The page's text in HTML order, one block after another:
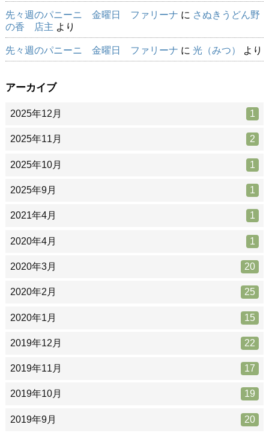
先々週のパニーニ 金曜日 ファリーナ に さぬきうどん野
の香 店主 より
先々週のパニーニ 金曜日 ファリーナ に 光（みつ） より
アーカイブ
2025年12月 1
2025年11月 2
2025年10月 1
2025年9月 1
2021年4月 1
2020年4月 1
2020年3月 20
2020年2月 25
2020年1月 15
2019年12月 22
2019年11月 17
2019年10月 19
2019年9月 20